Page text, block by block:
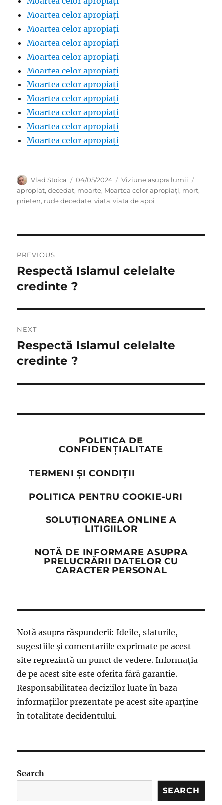
Moartea celor apropiați
Moartea celor apropiați
Moartea celor apropiați
Moartea celor apropiați
Moartea celor apropiați
Moartea celor apropiați
Moartea celor apropiați
Moartea celor apropiați
Moartea celor apropiați
Moartea celor apropiați
Author
Vlad Stoica
Posted
on
04/05/2024 Categories
Viziune asupra lumii
apropiat,decedat, moarte, Moartea celor apropiați, mort,
prieten, rude decedate,viata,viata de apoi
navigation
PREVIOUS
Previous
post:
Respectă Islamul celelalte
credinte ?
NEXT
Next
post:
Respectă Islamul celelalte
credinte ?
POLITICA DE
CONFIDENȚIALITATE
TERMENI ȘI CONDIȚII
POLITICA PENTRU COOKIE-URI
SOLUȚIONAREA ONLINE A
LITIGIILOR
NOTĂ DE INFORMARE ASUPRA
PRELUCRĂRII DATELOR CU
CARACTER PERSONAL
Notă asupra răspunderii: Ideile, sfaturile,
sugestiile și comentariile exprimate pe acest
site reprezintă un punct de vedere. Informația
de pe acest site este oferita fără garanție.
Responsabilitatea deciziilor luate în baza
informațiilor prezentate pe acest site aparține
în totalitate decidentului.
Search
SEARCH